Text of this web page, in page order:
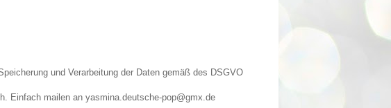
und Verarbeitung der Daten gemäß des DSGVO
Einfach mailen an yasmina.deutsche-pop@gmx.de